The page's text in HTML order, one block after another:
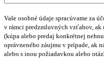
Vaše osobné údaje spracúvame za
v rámci predzmluvných vzťahov, ak
(kúpa alebo predaj konkrétnej
oprávneného záujmu v prípade, ak
alebo s inou požiadavkou alebo